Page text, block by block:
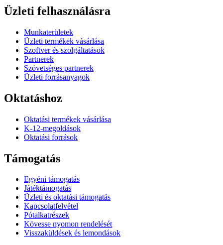
Üzleti felhasználásra
Munkaterületek
Üzleti termékek vásárlása
Szoftver és szolgáltatások
Partnerek
Szövetséges partnerek
Üzleti forrásanyagok
Oktatáshoz
Oktatási termékek vásárlása
K-12-megoldások
Oktatási források
Támogatás
Egyéni támogatás
Játéktámogatás
Üzleti és oktatási támogatás
Kapcsolatfelvétel
Pótalkatrészek
Kövesse nyomon rendelését
Visszaküldések és lemondások